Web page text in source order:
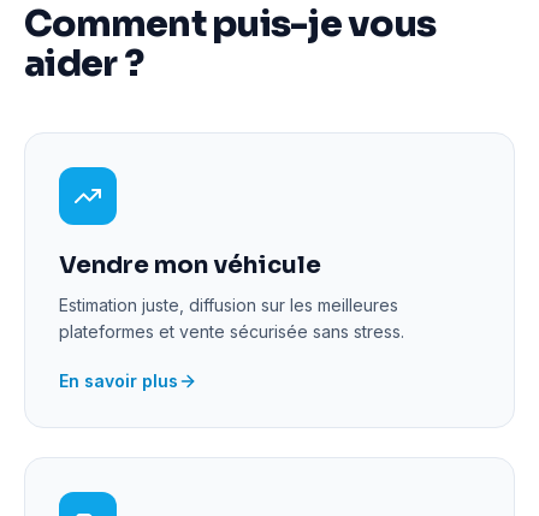
Comment puis-je vous
aider ?
Vendre mon véhicule
Estimation juste, diffusion sur les meilleures
plateformes et vente sécurisée sans stress.
En savoir plus